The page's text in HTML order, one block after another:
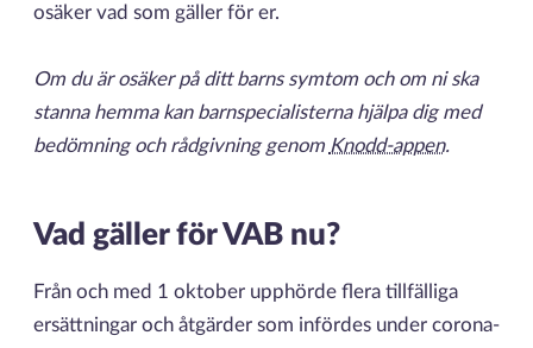
osäker vad som gäller för er.
Om du är osäker på ditt barns symtom och om ni ska
stanna hemma kan barnspecialisterna hjälpa dig med
bedömning och rådgivning genom Knodd-appen.
Vad gäller för VAB nu?
Från och med 1 oktober upphörde flera tillfälliga
ersättningar och åtgärder som infördes under corona-